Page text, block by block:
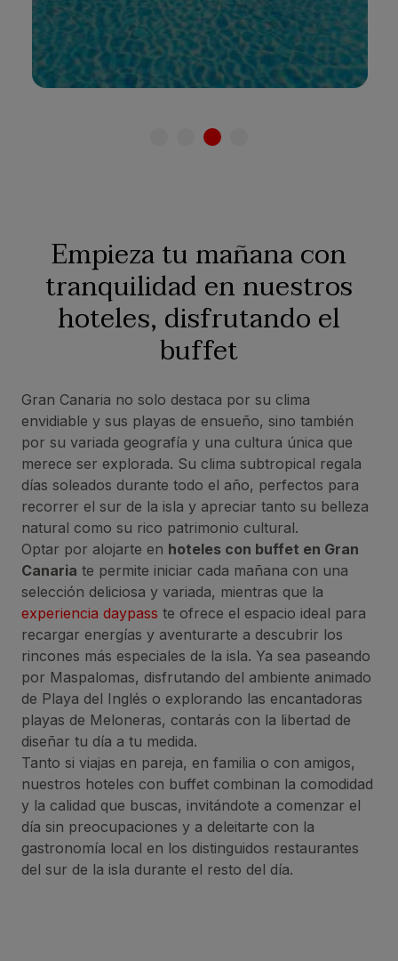
Ver hotel
Empieza tu mañana con
tranquilidad en nuestros
hoteles, disfrutando el
buffet
Gran Canaria no solo destaca por su clima
envidiable y sus playas de ensueño, sino también
por su variada geografía y una cultura única que
merece ser explorada. Su clima subtropical regala
días soleados durante todo el año, perfectos para
recorrer el sur de la isla y apreciar tanto su belleza
natural como su rico patrimonio cultural.
Optar por alojarte en hoteles con buffet en Gran
Canaria te permite iniciar cada mañana con una
selección deliciosa y variada, mientras que la
experiencia daypass te ofrece el espacio ideal para
recargar energías y aventurarte a descubrir los
rincones más especiales de la isla. Ya sea paseando
por Maspalomas, disfrutando del ambiente animado
de Playa del Inglés o explorando las encantadoras
playas de Meloneras, contarás con la libertad de
diseñar tu día a tu medida.
Tanto si viajas en pareja, en familia o con amigos,
nuestros hoteles con buffet combinan la comodidad
y la calidad que buscas, invitándote a comenzar el
día sin preocupaciones y a deleitarte con la
gastronomía local en los distinguidos restaurantes
del sur de la isla durante el resto del día.